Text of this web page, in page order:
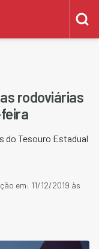
rodoviárias
do Tesouro Estadual
em: 11/12/2019 às